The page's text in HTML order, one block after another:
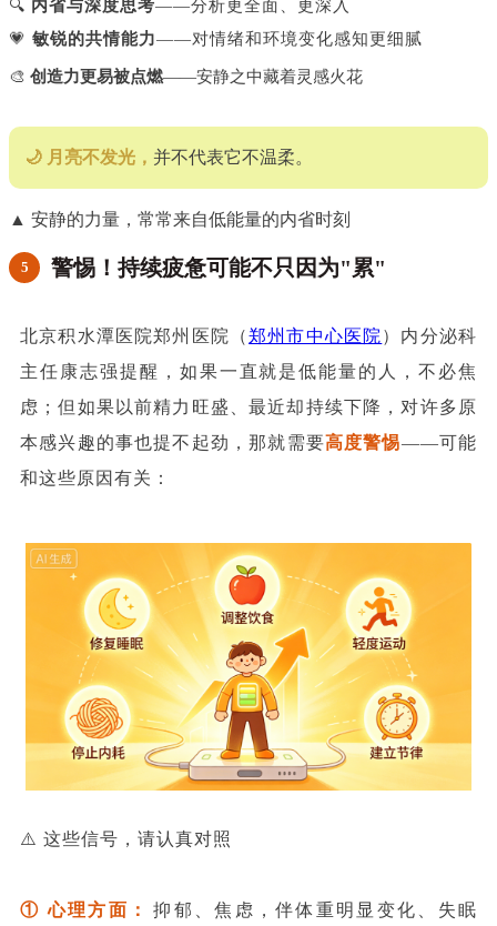
🔍 内省与深度思考——分析更全面、更深入
💗 敏锐的共情能力——对情绪和环境变化感知更细腻
🎨 创造力更易被点燃——安静之中藏着灵感火花
🌙 月亮不发光， 并不代表它不温柔。
▲ 安静的力量，常常来自低能量的内省时刻
5 警惕！持续疲惫可能不只因为"累"
北京积水潭医院郑州医院（郑州市中心医院 ）内分泌科
主任康志强提醒，如果一直就是低能量的人，不必焦
虑；但如果以前精力旺盛、最近却持续下降，对许多原
本感兴趣的事也提不起劲，那就需要高度警惕——可能
和这些原因有关：
⚠️ 这些信号，请认真对照
① 心理方面：
抑郁、焦虑，伴体重明显变化、失眠